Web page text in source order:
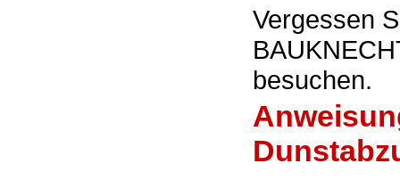
Vergessen
besuchen.